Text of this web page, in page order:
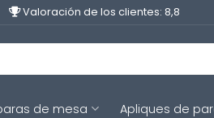
Valoración de los clientes: 8,8
de mesa Apliques de